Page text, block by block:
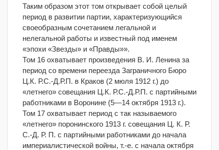
Таким образом этот том открывает собой целый
период в развитии партии, характеризующийся
своеобразным сочетанием легальной и
нелегальной работы и известный под именем
«эпохи «Звезды» и «Правды»».
Том 16 охватывает произведения В. И. Ленина за
период со времени переезда Заграничного Бюро
Ц.К. Р.С.-Д.Р.П. в Краков (2 мюля 1912 г.) до
«летнего» совещания Ц.К. Р.С.-Д.Р.П. с партийными
работниками в Воронине (5—14 октября 1913 г.).
Том 17 охватывает период с так называемого
«летнего» поронинского 1913 г. совещания Ц. К. Р.
С.-Д. Р. П. с партийными работниками до начала
империалистической войны, т.-е. с начала октября